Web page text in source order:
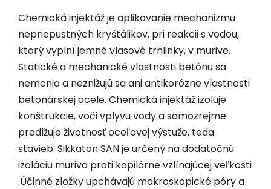
Chemická injektáž je aplikovanie mechanizmu
nepriepustných kryštálikov, pri reakcii s vodou,
ktorý vyplní jemné vlasové trhlinky, v murive.
Statické a mechanické vlastnosti betónu sa
nemenia a neznižujú sa ani antikorózne vlastnosti
betonárskej ocele. Chemická injektáž izoluje
konštrukcie, voči vplyvu vody a samozrejme
predlžuje životnosť oceľovej výstuže, teda
stavieb. Sikkaton SAN je určený na dodatočnú
izoláciu muriva proti kapilárne vzlínajúcej veľkosti
.Účinné zložky upchávajú makroskopické póry a